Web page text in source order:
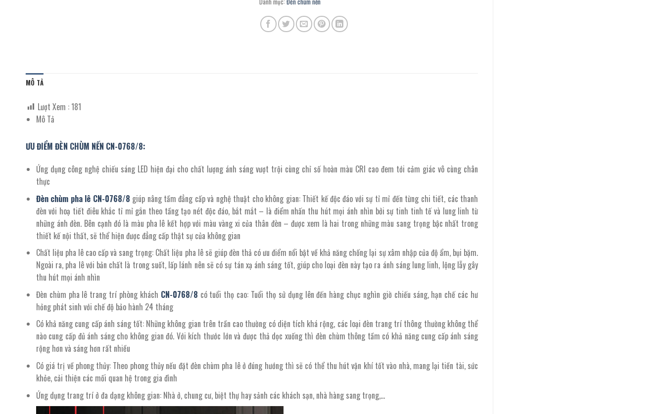
MÔ TẢ
Lượt Xem :181
Mô Tả
ƯU ĐIỂM ĐÈN CHÙM NẾN CN-0768/8:
Ứng dụng công nghệ chiếu sáng LED hiện đại cho chất lượng ánh sáng vượt trội cùng chỉ số hoàn màu CRI cao đem tới cảm giác vô cùng chân
thực
Đèn chùm pha lê CN-0768/8 giúp nâng tầm đẳng cấp và nghệ thuật cho không gian: Thiết kế độc đáo với sự tỉ mỉ đến từng chi tiết, các thanh
đèn với hoạ tiết điêu khắc tỉ mỉ gắn theo tầng tạo nét độc đáo, bắt mắt – là điểm nhấn thu hút mọi ánh nhìn bởi sự tinh tinh tế và lung linh từ
những ánh đèn. Bên cạnh đó là màu pha lê kết hợp với màu vàng xi của thân đèn – được xem là hai trong những màu sang trọng bậc nhất trong
thiết kế nội thất, sẽ thể hiện được đẳng cấp thật sự của không gian
Chất liệu pha lê cao cấp và sang trọng: Chất liệu pha lê sẽ giúp đèn thả có ưu điểm nổi bật về khả năng chống lại sự xâm nhập của độ ẩm, bụi bặm.
Ngoài ra, pha lê với bản chất là trong suốt, lấp lánh nên sẽ có sự tán xạ ánh sáng tốt, giúp cho loại đèn này tạo ra ánh sáng lung linh, lộng lẫy gây
thu hút mọi ánh nhìn
Đèn chùm pha lê trang trí phòng khách CN-0768/8 có tuổi thọ cao: Tuổi thọ sử dụng lên đến hàng chục nghìn giờ chiếu sáng, hạn chế các hư
hỏng phát sinh với chế độ bảo hành 24 tháng
Có khả năng cung cấp ánh sáng tốt: Những không gian trên trần cao thường có diện tích khá rộng, các loại đèn trang trí thông thường không thể
nào cung cấp đủ ánh sáng cho không gian đó. Với kích thước lớn và được thả dọc xuống thì đèn chùm thông tầm có khả năng cung cấp ánh sáng
rộng hơn và sáng hơn rất nhiều
Có giá trị về phong thủy: Theo phong thủy nếu đặt đèn chùm pha lê ở đúng hướng thì sẽ có thể thu hút vận khí tốt vào nhà, mang lại tiền tài, sức
khỏe, cải thiện các mối quan hệ trong gia đình
Ứng dụng trang trí ở đa dạng không gian: Nhà ở, chung cư, biệt thự hay sảnh các khách sạn, nhà hàng sang trọng,…